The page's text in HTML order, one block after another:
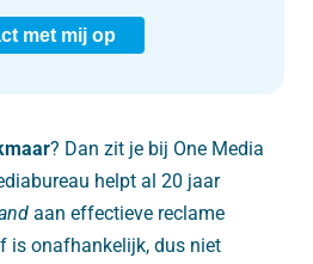
met mij op
? Dan zit je bij One Media
helpt al 20 jaar
aan effectieve reclame
is onafhankelijk, dus niet